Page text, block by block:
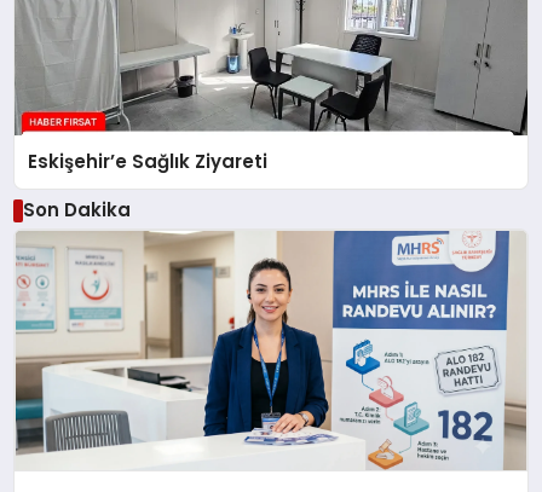
Eskişehir’e Sağlık Ziyareti
Son Dakika